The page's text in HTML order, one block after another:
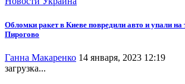
Обломки ракет в Киеве повредили авто и упали на
Пирогово
Ганна Макаренко 14 января, 2023 12:19
загрузка...